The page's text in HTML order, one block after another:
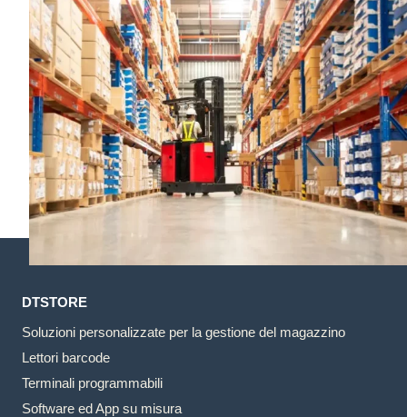
DTSTORE
Soluzioni personalizzate per la gestione del magazzino
Lettori barcode
Terminali programmabili
Software ed App su misura